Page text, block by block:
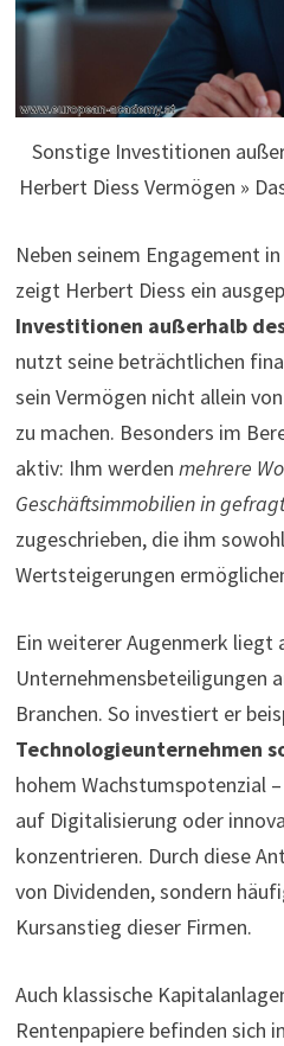
Sonstige Investitionen
Herbert Diess Vermögen »
Neben seinem Engagement
zeigt Herbert Diess ein
Investitionen außerhalb
nutzt seine beträchtlichen
sein Vermögen nicht allein
zu machen. Besonders im
aktiv: Ihm werden mehrere
Geschäftsimmobilien in
zugeschrieben, die ihm
Wertsteigerungen
Ein weiterer Augenmerk liegt
Unternehmensbeteiligungen
Branchen. So investiert er
Technologieunternehmen
hohem Wachstumspotenzial
auf Digitalisierung oder
konzentrieren. Durch diese
von Dividenden, sondern
Kursanstieg dieser Firmen.
Auch klassische
Rentenpapiere befinden sich